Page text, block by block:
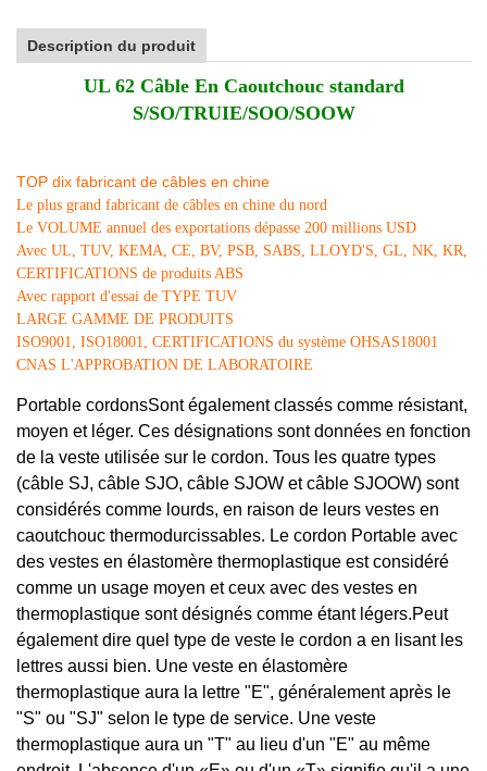
Description du produit
UL 62 Câble En Caoutchouc standard
S/SO/TRUIE/SOO/SOOW
TOP dix fabricant de câbles en chine
Le plus grand fabricant de câbles en chine du nord
Le VOLUME annuel des exportations dépasse 200 millions USD
Avec UL, TUV, KEMA, CE, BV, PSB, SABS, LLOYD'S, GL, NK, KR,
CERTIFICATIONS de produits ABS
Avec rapport d'essai de TYPE TUV
LARGE GAMME DE PRODUITS
ISO9001, ISO18001, CERTIFICATIONS du système OHSAS18001
CNAS L'APPROBATION DE LABORATOIRE
Portable cordonsSont également classés comme résistant,
moyen et léger. Ces désignations sont données en fonction
de la veste utilisée sur le cordon. Tous les quatre types
(câble SJ, câble SJO, câble SJOW et câble SJOOW) sont
considérés comme lourds, en raison de leurs vestes en
caoutchouc thermodurcissables. Le cordon Portable avec
des vestes en élastomère thermoplastique est considéré
comme un usage moyen et ceux avec des vestes en
thermoplastique sont désignés comme étant légers.Peut
également dire quel type de veste le cordon a en lisant les
lettres aussi bien. Une veste en élastomère
thermoplastique aura la lettre "E", généralement après le
"S" ou "SJ" selon le type de service. Une veste
thermoplastique aura un "T" au lieu d'un "E" au même